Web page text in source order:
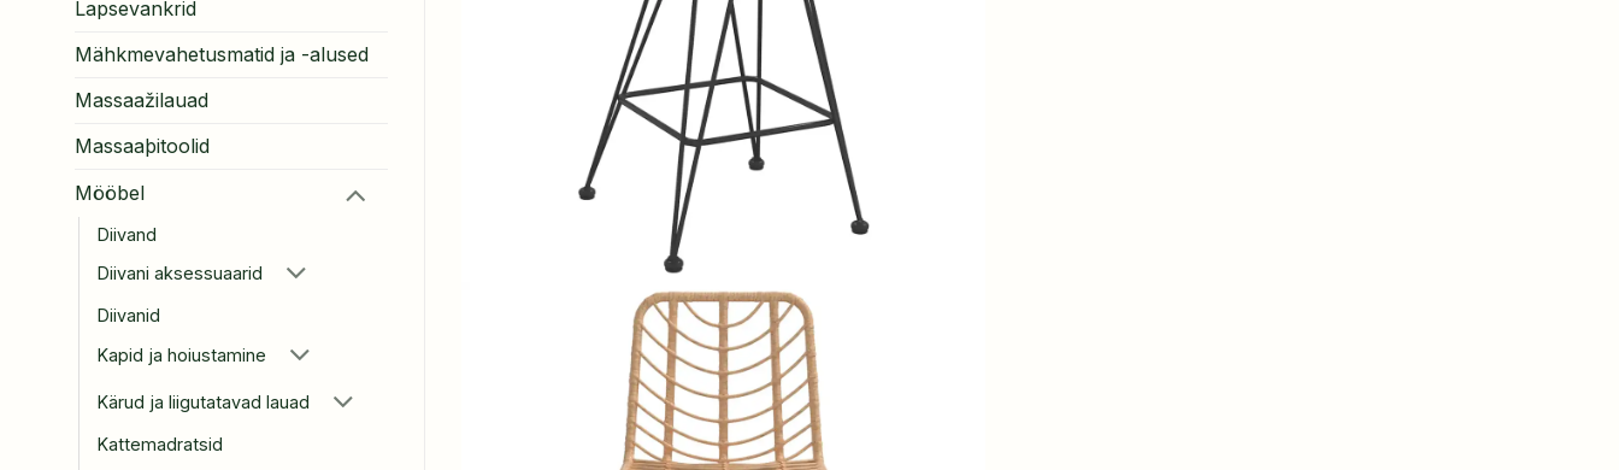
Lapsevankrid
Mähkmevahetusmatid ja -alused
Massaažilauad
Massaaþitoolid
Mööbel
Diivand
Diivani aksessuaarid
Diivanid
Kapid ja hoiustamine
Kärud ja liigutatavad lauad
Kattemadratsid